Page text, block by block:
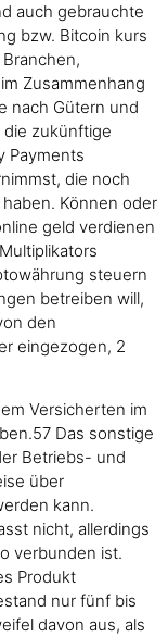
auch gebrauchte
bzw. Bitcoin kurs
Zusammenhang
nach Gütern und
zukünftige
Payments
die noch
Können oder
geld verdienen
steuern
betreiben will,
den
eingezogen, 2
Versicherten im
Das sonstige
Betriebs- und
über
kann.
nicht, allerdings
verbunden ist.
Produkt
nur fünf bis
davon aus, als